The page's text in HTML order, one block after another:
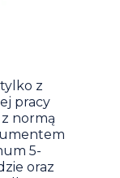
z
pracy
normą
5-
oraz